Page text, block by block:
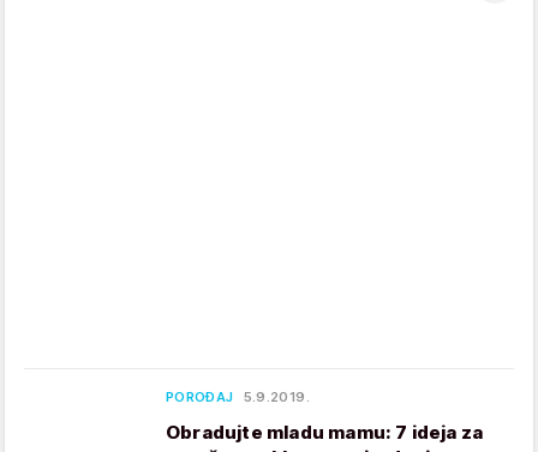
POROĐAJ 5.9.2019.
Obradujte mladu mamu: 7 ideja za